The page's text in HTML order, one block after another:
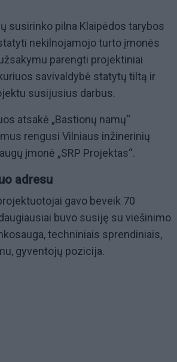
susirinko pilna Klaipėdos tarybos
nekilnojamojo turto įmonės
parengti projektiniai
savivaldybė statytų tiltą ir
susijusius darbus.
atsakė „Bastionų namų“
rengusi Vilniaus inžinerinių
įmonė „SRP Projektas“.
adresu
gavo beveik 70
buvo susiję su viešinimo
techniniais sprendiniais,
gyventojų pozicija.